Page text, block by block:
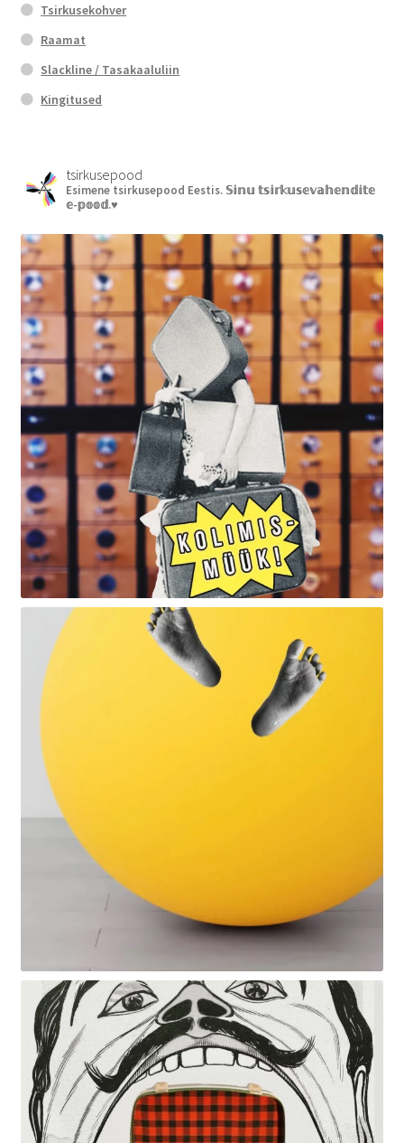
Tsirkusekohver
Raamat
Slackline / Tasakaaluliin
Kingitused
tsirkusepood
Esimene tsirkusepood Eestis. 𝕊𝕚𝕟𝕦 𝕥𝕤𝕚𝕣𝕜𝕦𝕤𝕖𝕧𝕒𝕙𝕖𝕟𝕕𝕚𝕥𝕖
𝕖-𝕡𝕠𝕠𝕕.♥︎